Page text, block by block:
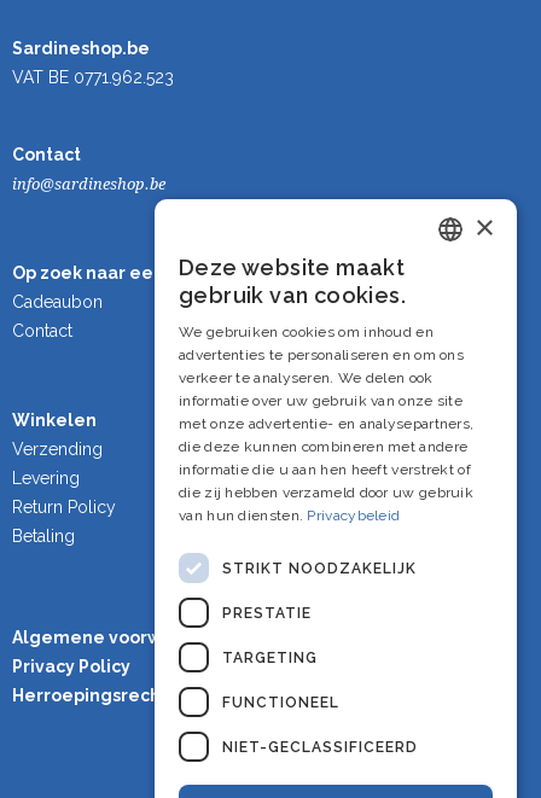
Sardineshop.be
VAT BE 0771.962.523
Contact
info@sardineshop.be
Op zoek naar een cadeau?
Cadeaubon
Contact
Winkelen
Verzending
Levering
Return Policy
Betaling
Algemene voorwaarden
Privacy Policy
Herroepingsrecht
×
Deze website maakt
gebruik van cookies.
We gebruiken cookies om inhoud en
advertenties te personaliseren en om ons
verkeer te analyseren. We delen ook
informatie over uw gebruik van onze site
met onze advertentie- en analysepartners,
die deze kunnen combineren met andere
informatie die u aan hen heeft verstrekt of
die zij hebben verzameld door uw gebruik
van hun diensten. Privacybeleid
STRIKT NOODZAKELIJK
PRESTATIE
TARGETING
FUNCTIONEEL
NIET-GECLASSIFICEERD